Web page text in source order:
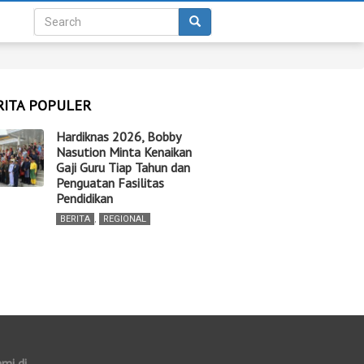
POPULER
Hardiknas 2026, Bobby
Nasution Minta Kenaikan
Gaji Guru Tiap Tahun dan
Penguatan Fasilitas
Pendidikan
BERITA , REGIONAL